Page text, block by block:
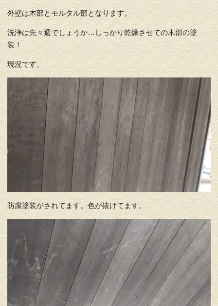
外壁は木部とモルタル部となります。
洗浄は先々週でしょうか…しっかり乾燥させての木部の塗
装！
現況です。
防腐塗装がされてます。色が抜けてます。